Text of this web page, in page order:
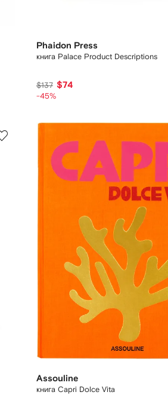
Phaidon Press
книга Palace Product Descriptions
$137 $74
-45%
Assouline
книга Capri Dolce Vita